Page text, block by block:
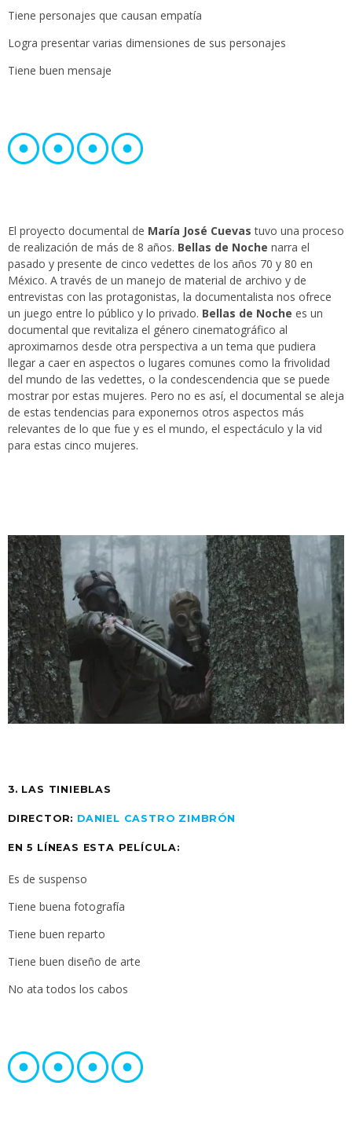
Tiene personajes que causan empatía
Logra presentar varias dimensiones de sus personajes
Tiene buen mensaje
El proyecto documental de María José Cuevas tuvo una proceso
de realización de más de 8 años. Bellas de Noche narra el
pasado y presente de cinco vedettes de los años 70 y 80 en
México. A través de un manejo de material de archivo y de
entrevistas con las protagonistas, la documentalista nos ofrece
un juego entre lo público y lo privado. Bellas de Noche es un
documental que revitaliza el género cinematográfico al
aproximarnos desde otra perspectiva a un tema que pudiera
llegar a caer en aspectos o lugares comunes como la frivolidad
del mundo de las vedettes, o la condescendencia que se puede
mostrar por estas mujeres. Pero no es así, el documental se aleja
de estas tendencias para exponernos otros aspectos más
relevantes de lo que fue y es el mundo, el espectáculo y la vid
para estas cinco mujeres.
3. LAS TINIEBLAS
DIRECTOR: DANIEL CASTRO ZIMBRÓN
EN 5 LÍNEAS ESTA PELÍCULA:
Es de suspenso
Tiene buena fotografía
Tiene buen reparto
Tiene buen diseño de arte
No ata todos los cabos